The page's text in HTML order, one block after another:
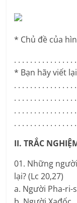
* Chủ đề của
. . . . . . . . . . . . . . .
* Bạn hãy viết
. . . . . . . . . . . . . . .
. . . . . . . . . . . . . . .
. . . . . . . . . . . . . . .
. . . . . . . . . . . . . . .
II. TRẮC
01. Những
lại? (Lc 20,27)
a. Người Pha-ri-